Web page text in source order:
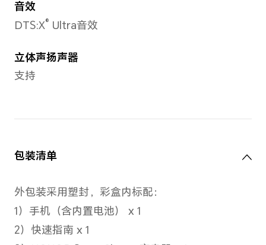
*卡槽1、2可以任意切换为默认移动数
*如果两张都是电信卡，副卡（非默认
信VoLTE业务，才能同时使用电信双卡
*5G/4G网络使用，需要根据运营商网
电5G（NR）
备注：5G网络使用，需要根据运营商
确定是否支持。